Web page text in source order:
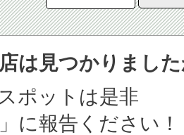
は見つかりまし
ポットは是非
に報告ください！